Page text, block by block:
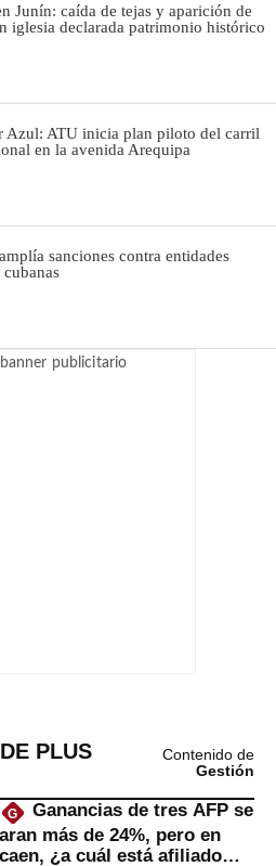
Junín: caída de tejas y aparición de
iglesia declarada patrimonio histórico
Azul: ATU inicia plan piloto del carril
en la avenida Arequipa
sanciones contra entidades
PLUS
Contenido de
Gestión
G
Ganancias de tres AFP se
más de 24%, pero en
¿a cuál está afiliado